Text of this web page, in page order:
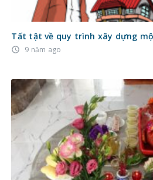
Tất tật về quy trình xây dựng
access_time 9 năm ago